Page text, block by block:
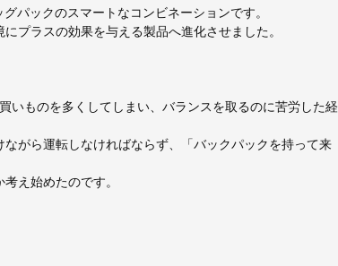
パックのスマートなコンビネーションです。
プラスの効果を与える製品へ進化させました。
いものを多くしてしまい、バランスを取るのに苦労した経
がら運転しなければならず、「バックパックを持って来
え始めたのです。